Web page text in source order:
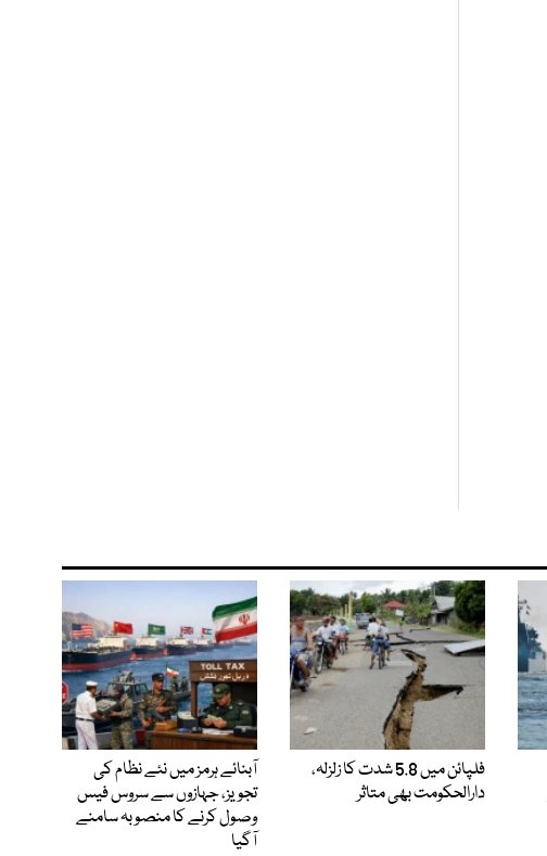
فلپائن میں 5.8 شدت کا زلزلہ،
دارالحکومت بھی متاثر
آبنائے ہرمز میں نئے نظام کی
تجویز، جہازوں سے سروس فیس
وصول کرنے کا منصوبہ سامنے
آگیا